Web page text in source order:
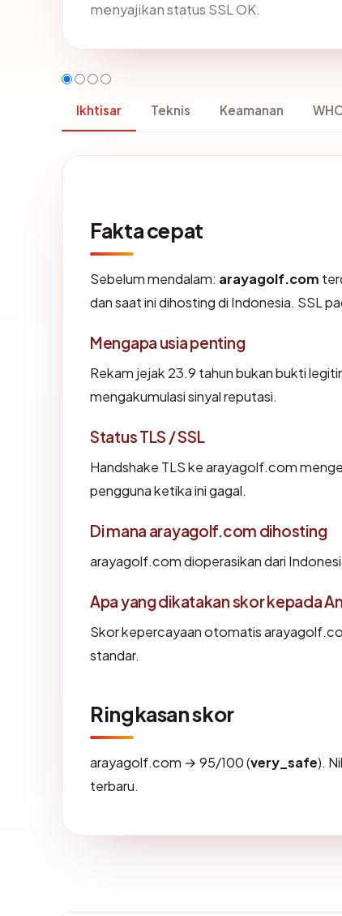
menyajikan status SSL OK.
Ikhtisar Teknis Keamanan
Fakta cepat
Sebelum mendalam: arayagolf.com
dan saat ini dihosting di Indonesia. SSL
Mengapa usia penting
Rekam jejak 23.9 tahun bukan bukti
mengakumulasi sinyal reputasi.
Status TLS / SSL
Handshake TLS ke arayagolf.com
pengguna ketika ini gagal.
Di mana arayagolf.com dihosting
arayagolf.com dioperasikan dari
Apa yang dikatakan skor kepada
Skor kepercayaan otomatis
standar.
Ringkasan skor
arayagolf.com → 95/100 (very_safe).
terbaru.